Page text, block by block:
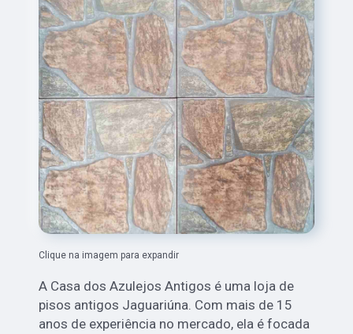
Clique na imagem para expandir
A Casa dos Azulejos Antigos é uma loja de
pisos antigos Jaguariúna. Com mais de 15
anos de experiência no mercado, ela é focada